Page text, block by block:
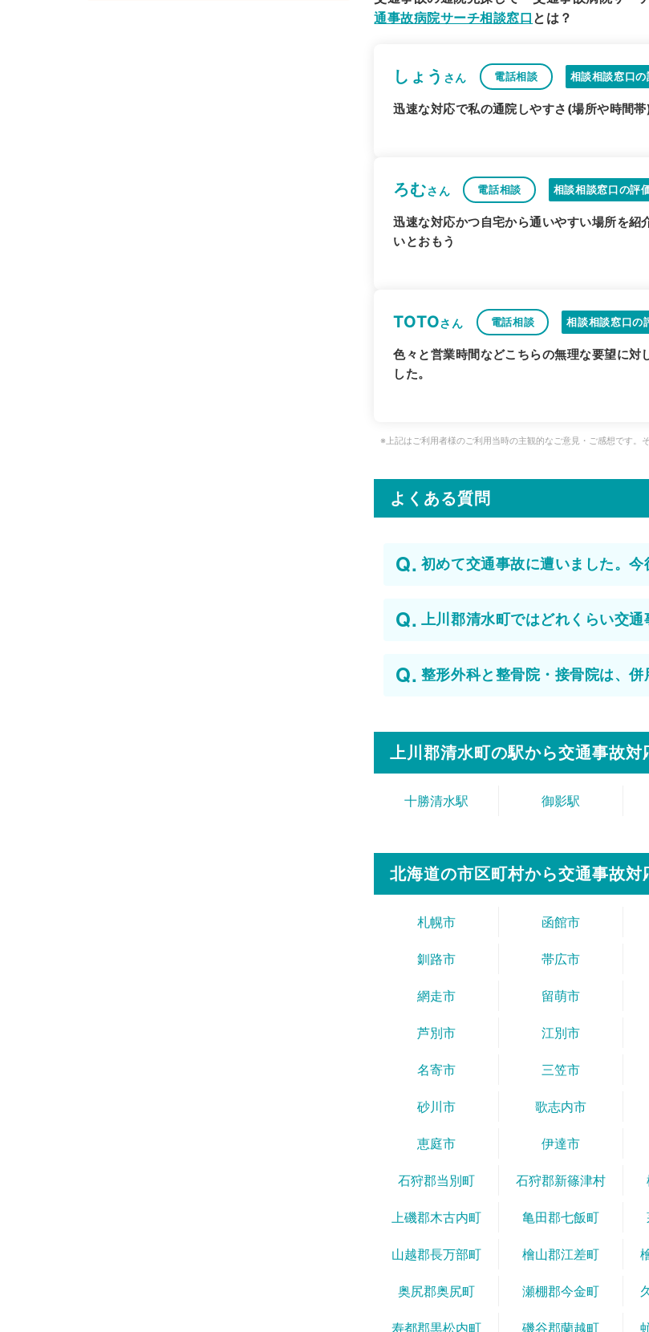
通事故病院サーチ相談窓口 とは？
しょう さん 電話相談 相談相談窓口の
迅速な対応で私の通院しやすさ(場所や時間
ろむさん 電話相談 相談相談窓口の評
迅速な対応かつ自宅から通いやすい場所を紹
いとおもう
TOTOさん 電話相談 相談相談窓口の
色々と営業時間などこちらの無理な要望に対
した。
※上記はご利用者様のご利用当時の主観的なご意見・ご感想です。
よくある質問
初めて交通事故に遭いました。今
上川郡清水町ではどれくらい交
整形外科と整骨院・接骨院は、併
上川郡清水町の駅から交通事故対
十勝清水駅 御影駅
北海道の市区町村から交通事故対
札幌市 函館市
釧路市 帯広市
網走市 留萌市
芦別市 江別市
名寄市 三笠市
砂川市 歌志内市
恵庭市 伊達市
石狩郡当別町 石狩郡新篠津村
上磯郡木古内町 亀田郡七飯町
山越郡長万部町 檜山郡江差町
奥尻郡奥尻町 瀬棚郡今金町
寿都郡黒松内町 磯谷郡蘭越町